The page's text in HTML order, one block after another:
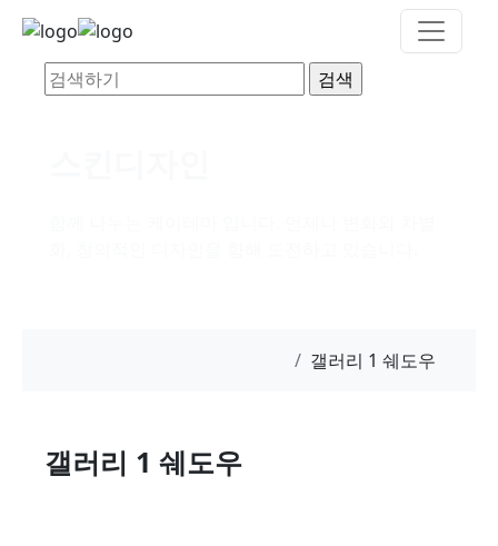
갤러리 1 쉐도우
갤러리 1 쉐도우